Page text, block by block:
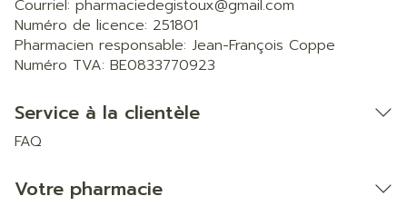
Courriel: pharmaciedegistoux@gmail.com
Numéro de licence: 251801
Pharmacien responsable: Jean-François Coppe
Numéro TVA: BE0833770923
Service à la clientèle
FAQ
Votre pharmacie